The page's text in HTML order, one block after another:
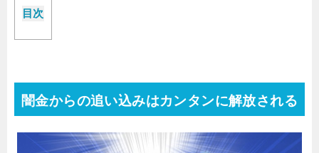
目次
闇金からの追い込みはカンタンに解放される